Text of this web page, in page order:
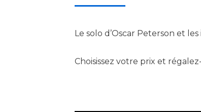
Le solo d’Oscar Peterson et
Choisissez votre prix et